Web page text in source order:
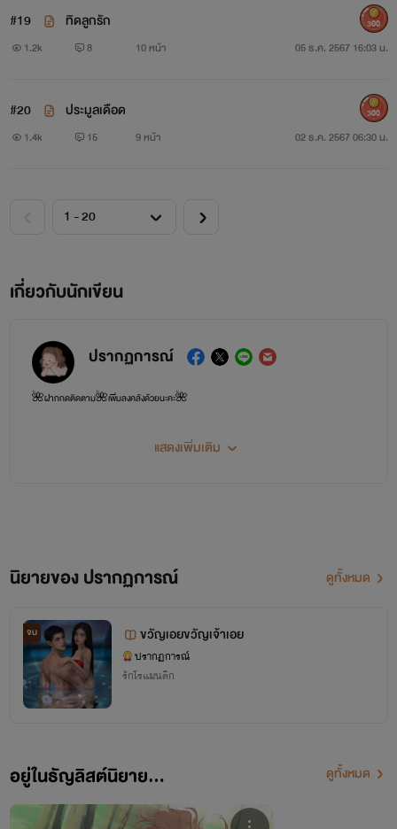
#19 ทิดลูกรัก
1.2k 8 10 หน้า 05 ธ.ค. 2567 16:03 น.
300
#20 ประมูลเดือด
1.4k 15 9 หน้า 02 ธ.ค. 2567 06:30 น.
300
เกี่ยวกับนักเขียน
ปรากฏการณ์
🌺ฝากกดติดตาม🌺เพิ่มลงคลังด้วยนะคะ🌺
แสดงเพิ่มเติม
นิยายของ ปรากฏการณ์ ดูทั้งหมด
จบ ขวัญเอยขวัญเจ้าเอย
ปรากฏการณ์
รักโรแมนติก
อยู่ในธัญลิสต์นิยาย... ดูทั้งหมด